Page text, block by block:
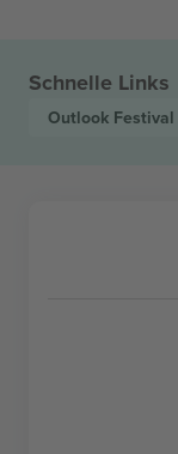
Schnelle Links
Outlook Festival